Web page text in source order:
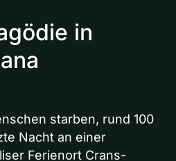
in
starben, rund 100
Nacht an einer
Ferienort Crans-